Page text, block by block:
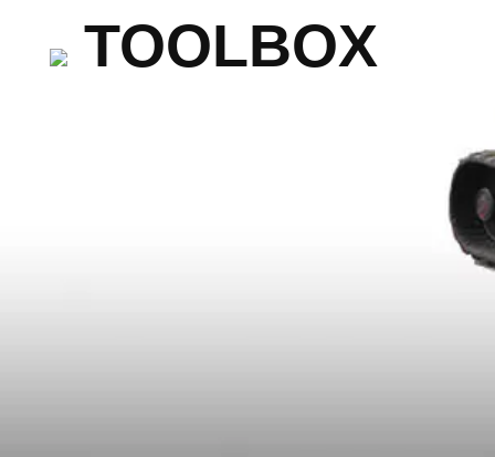
TOOLBOX